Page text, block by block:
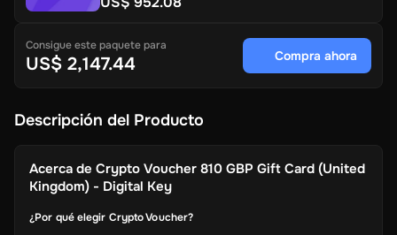
Consigue este paquete para
US$ 2,147.44 Compra ahora
Descripción del Producto
Acerca de Crypto Voucher 810 GBP Gift Card (United
Kingdom) - Digital Key
¿Por qué elegir Crypto Voucher?